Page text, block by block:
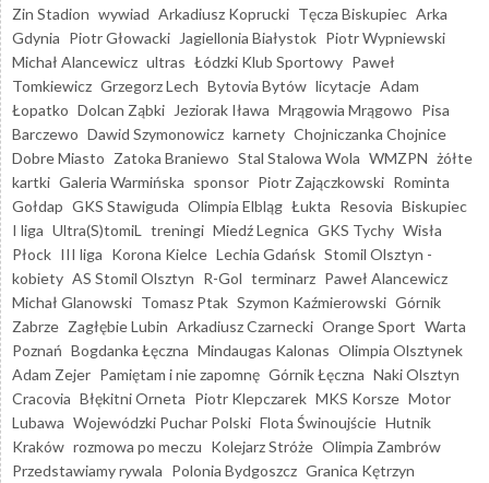
Zin Stadion wywiad Arkadiusz Koprucki Tęcza Biskupiec Arka
Gdynia Piotr Głowacki Jagiellonia Białystok Piotr Wypniewski
Michał Alancewicz ultras Łódzki Klub Sportowy Paweł
Tomkiewicz Grzegorz Lech Bytovia Bytów licytacje Adam
Łopatko Dolcan Ząbki Jeziorak Iława Mrągowia Mrągowo Pisa
Barczewo Dawid Szymonowicz karnety Chojniczanka Chojnice
Dobre Miasto Zatoka Braniewo Stal Stalowa Wola WMZPN żółte
kartki Galeria Warmińska sponsor Piotr Zajączkowski Rominta
Gołdap GKS Stawiguda Olimpia Elbląg Łukta Resovia Biskupiec
I liga Ultra(S)tomiL treningi Miedź Legnica GKS Tychy Wisła
Płock III liga Korona Kielce Lechia Gdańsk Stomil Olsztyn -
kobiety AS Stomil Olsztyn R-Gol terminarz Paweł Alancewicz
Michał Glanowski Tomasz Ptak Szymon Kaźmierowski Górnik
Zabrze Zagłębie Lubin Arkadiusz Czarnecki Orange Sport Warta
Poznań Bogdanka Łęczna Mindaugas Kalonas Olimpia Olsztynek
Adam Zejer Pamiętam i nie zapomnę Górnik Łęczna Naki Olsztyn
Cracovia Błękitni Orneta Piotr Klepczarek MKS Korsze Motor
Lubawa Wojewódzki Puchar Polski Flota Świnoujście Hutnik
Kraków rozmowa po meczu Kolejarz Stróże Olimpia Zambrów
Przedstawiamy rywala Polonia Bydgoszcz Granica Kętrzyn